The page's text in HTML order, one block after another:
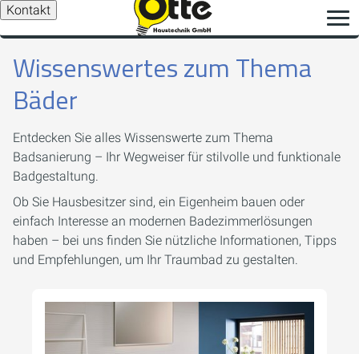
Kontakt
Wissenswertes zum Thema
Bäder
Entdecken Sie alles Wissenswerte zum Thema
Badsanierung – Ihr Wegweiser für stilvolle und funktionale
Badgestaltung.
Ob Sie Hausbesitzer sind, ein Eigenheim bauen oder
einfach Interesse an modernen Badezimmerlösungen
haben – bei uns finden Sie nützliche Informationen, Tipps
und Empfehlungen, um Ihr Traumbad zu gestalten.